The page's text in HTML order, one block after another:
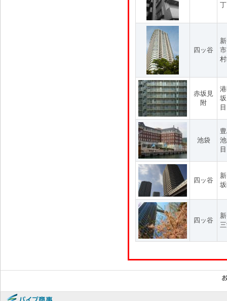
四ッ谷
赤坂見
附
目
池袋
四ッ谷
四ッ谷